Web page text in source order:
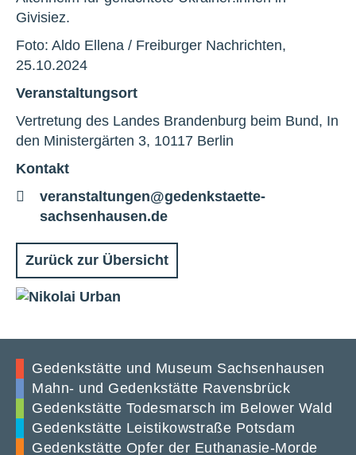
Givisiez.
Foto: Aldo Ellena / Freiburger Nachrichten,
25.10.2024
Veranstaltungsort
Vertretung des Landes Brandenburg beim Bund, In
den Ministergärten 3, 10117 Berlin
Kontakt
E-
Mail
veranstaltungen@gedenkstaette-
sachsenhausen.de
Zurück zur Übersicht
Gedenkstätte und Museum Sachsenhausen
Mahn- und Gedenkstätte Ravensbrück
Gedenkstätte Todesmarsch im Belower Wald
Gedenkstätte Leistikowstraße Potsdam
Gedenkstätte Opfer der Euthanasie-Morde